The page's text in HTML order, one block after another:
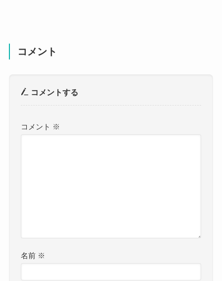
コメント
コメントする
コメント ※
名前 ※